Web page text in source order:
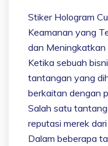
Stiker Hologram
Keamanan yang
dan Meningkatkan
Ketika sebuah
tantangan yang
berkaitan dengan
Salah satu
reputasi merek
Dalam beberapa